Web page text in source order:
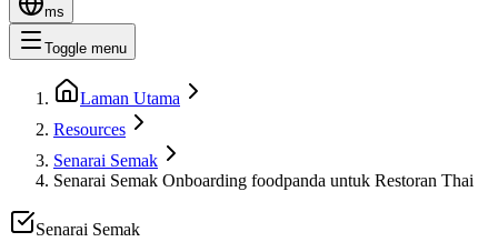
ms
Toggle menu
Laman Utama
Resources
Senarai Semak
Senarai Semak Onboarding foodpanda untuk Restoran Thai
Senarai Semak